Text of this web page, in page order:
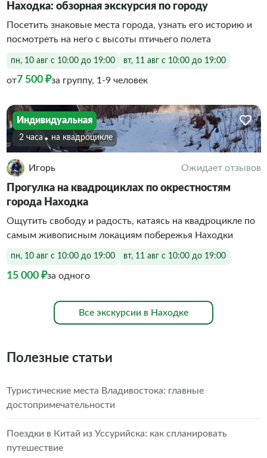
Находка: обзорная экскурсия по городу
Посетить знаковые места города, узнать его историю и
посмотреть на него с высоты птичьего полета
пн, 10 авг с 10:00 до 19:00 вт, 11 авг с 10:00 до 19:00
от7 500 ₽за группу, 1-9 человек
Индивидуальная
2 часа На квадроцикле
Игорь Ожидает отзывов
Прогулка на квадроциклах по окрестностям
города Находка
Ощутить свободу и радость, катаясь на квадроцикле по
самым живописным локациям побережья Находки
пн, 10 авг с 10:00 до 19:00 вт, 11 авг с 10:00 до 19:00
15 000 ₽за одного
Все экскурсии в Находке
Полезные статьи
Туристические места Владивостока: главные
достопримечательности
Поездки в Китай из Уссурийска: как спланировать
путешествие